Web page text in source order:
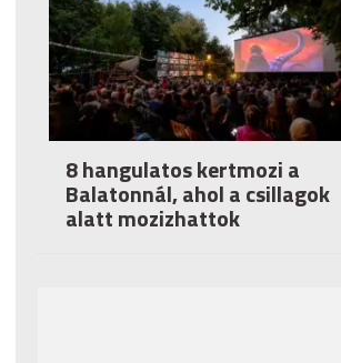
8 hangulatos kertmozi a
Balatonnál, ahol a csillagok
alatt mozizhattok